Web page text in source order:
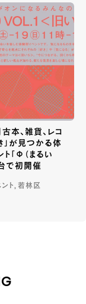
古本、雑貨、レコ
」が見つかる体
「Φ（まるい
で初開催
ト, 若林区